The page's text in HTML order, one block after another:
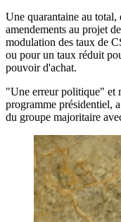
Une quarantaine au
amendements au projet
modulation des taux de
ou pour un taux réduit
pouvoir d'achat.
"Une erreur politique" et
programme présidentiel,
du groupe majoritaire